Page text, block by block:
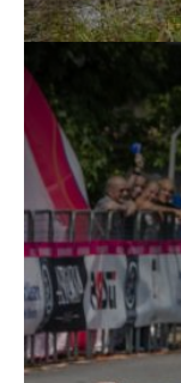
Immagine